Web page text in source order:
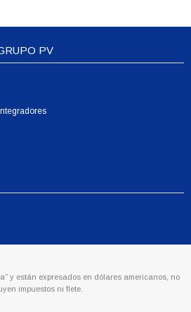
PV
y están expresados en dólares americanos, no
impuestos ni flete.